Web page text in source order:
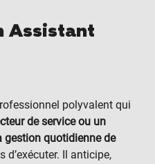
Assistant
polyvalent qui
de service ou un
gestion quotidienne de
d’exécuter. Il anticipe,